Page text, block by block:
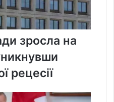
зросла на
рецесії